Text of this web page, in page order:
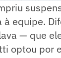
à equipe.
— que
optou por